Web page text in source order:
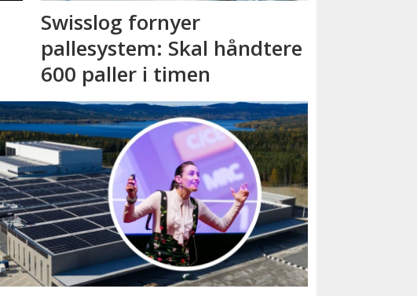
Swisslog fornyer
pallesystem: Skal håndtere
600 paller i timen